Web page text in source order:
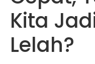
Kita
Lelah?